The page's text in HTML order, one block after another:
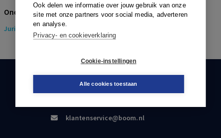
Ook delen we informatie over jouw gebruik van onze
site met onze partners voor social media, adverteren
en analyse.
Privacy- en cookieverklaring
Cookie-instellingen
Alle cookies toestaan
Onderwerpen
Juridisch > Pensioenrecht
KLANTENSERVICE
klantenservice@boom.nl